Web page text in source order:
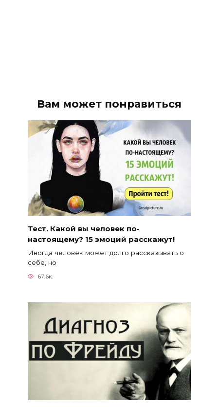
Вам может понравиться
Тест. Какой вы человек по-
настоящему? 15 эмоций расскажут!
Иногда человек может долго рассказывать о
себе, но
67.6к.